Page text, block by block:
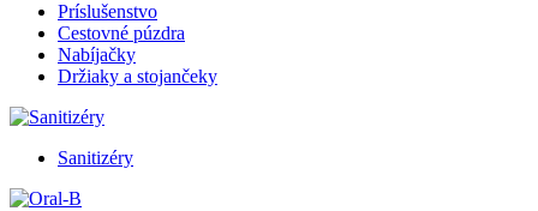
Príslušenstvo
Cestovné púzdra
Nabíjačky
Držiaky a stojančeky
Sanitizéry